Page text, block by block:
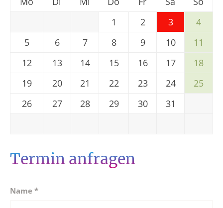
1
2 3
4
5
6 7 8 9 10
11
12
13 14 15 16 17
18
19
20 21 22 23 24
25
26
27 28 29 30 31
Termin anfragen
Name *